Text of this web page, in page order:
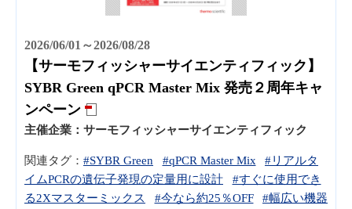
2026/06/01～2026/08/28
【サーモフィッシャーサイエンティフィック】
SYBR Green qPCR Master Mix 発売２周年キャ
ンペーン
主催企業： サーモフィッシャーサイエンティフィック
関連タグ： #SYBR Green #qPCR Master Mix
#リアルタ
イムPCRの遺伝子発現の定量用に設計
#すぐに使用でき
る2Xマスターミックス
#今なら約25％OFF
#幅広い機器